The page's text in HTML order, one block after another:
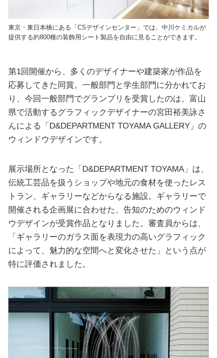
東京・東日本橋にある「CSデザインセンター」では、中川ケミカルが
提供する約800種の装飾用シート製品を自由に見ることができます。
第1回開催から、多くのデザイナーや建築家が作品を
応募してきた同賞。一般部門と学生部門に分かれてお
り、今回一般部門でグランプリを受賞したのは、富山
県で活動するグラフィックデザイナーの宮田裕美詠さ
んによる「D&DEPARTMENT TOYAMA GALLERY」の
ウィンドウデザインです。
展示場所となった「D&DEPARTMENT TOYAMA」は、
伝統工芸品を扱うショップや地元の食材を使ったレス
トラン、ギャラリーなどからなる施設。ギャラリーで
開催される企画展に合わせた、告知のためのウィンド
ウデザインが受賞作品となりました。審査員からは、
「ギャラリーのガラス面を表現力の高いグラフィック
によって、魅力的な空間へと変化させた」という点が
特に評価されました。